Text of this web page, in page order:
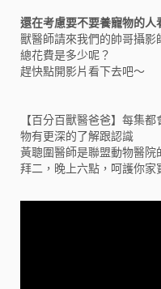
還在考慮要不要養寵物的人
獸醫師請來我們的帥哥攝
總花費是多少呢？
趕快點開影片看下去吧～
【百分百獸醫爸爸】每集
物有更深的了解跟認識
黃聰圍醫師是聯盟動物醫院
拜二，晚上六點，呵護你